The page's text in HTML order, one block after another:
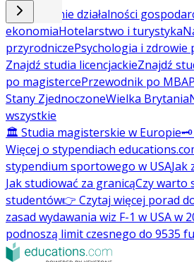
Prowadzenie działalności
ekonomiaHotelarstwo i turystyka
przyrodniczePsychologia i zdrowie
Znajdź studia licencjackieZnajdź
po magistercePrzewodnik po MBA
Stany ZjednoczoneWielka Brytania
wszystkie
🏛️ Studia magisterskie w Europie🗝️
Więcej o stypendiach
stypendium sportowego w USAJak
Jak studiować za granicąCzy warto
studentów👉 Czytaj więcej porad
zasad wydawania wiz F-1 w USA w
podnoszą limit czesnego do 9535